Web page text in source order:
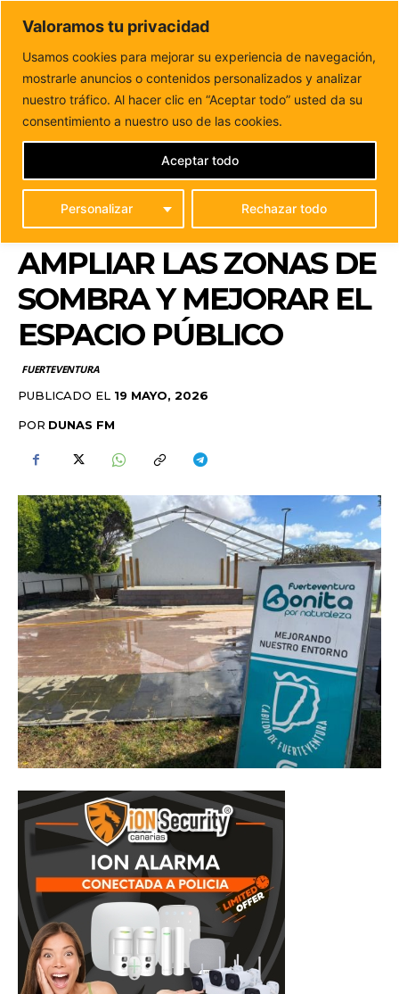
Valoramos tu privacidad
Usamos cookies para mejorar su experiencia de navegación,
mostrarle anuncios o contenidos personalizados y analizar
nuestro tráfico. Al hacer clic en “Aceptar todo” usted da su
consentimiento a nuestro uso de las cookies.
Personalizar Rechazar todo
Aceptar todo
DUNAS FM
Tu informacion de forma cercana
Inicio FUERTEVENTURA
La plaza de Tiscamanita contará
con una nueva pérgola para ampliar las...
LA PLAZA DE
TISCAMANITA CONTARÁ
CON UNA NUEVA
PÉRGOLA PARA
AMPLIAR LAS ZONAS DE
SOMBRA Y MEJORAR EL
ESPACIO PÚBLICO
FUERTEVENTURA
PUBLICADO EL 19 MAYO, 2026
POR DUNAS FM